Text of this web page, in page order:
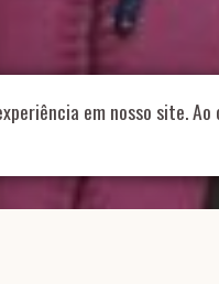
em nosso site.